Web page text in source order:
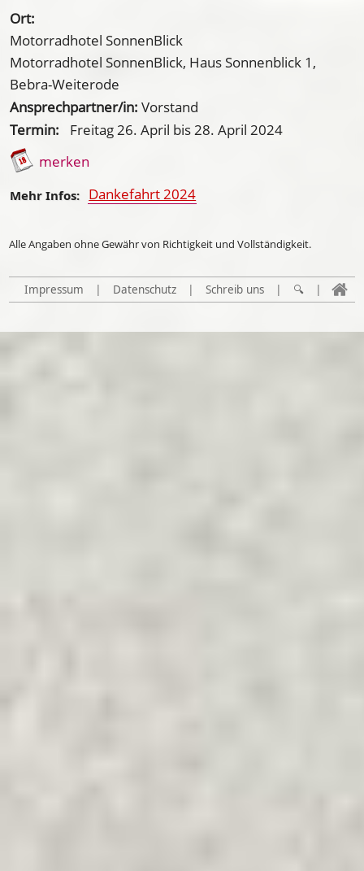
Ort:
Motorradhotel SonnenBlick
Motorradhotel SonnenBlick, Haus Sonnenblick 1,
Bebra-Weiterode
Ansprechpartner/in: Vorstand
Termin:
Freitag 26. April bis28. April 2024
merken
Mehr Infos: Dankefahrt 2024
Alle Angaben ohne Gewähr von Richtigkeit und Vollständigkeit.
Impressum | Datenschutz | Schreib uns | 🔍 |